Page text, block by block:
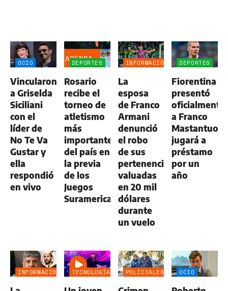
OCIO
Vincularon
a Griselda
Siciliani
con el
líder de
No Te Va
Gustar y
ella
respondió
en vivo
DEPORTES
AGENDA
Rosario
recibe el
torneo de
atletismo
más
importante
del país en
la previa
de los
Juegos
Suramericanos
INFORMACIÓN
La
esposa
de Franco
Armani
denunció
el robo
de sus
pertenencias
valuadas
en 20 mil
dólares
durante
un vuelo
DEPORTES
Fiorentina
presentó
oficialmente
a Franco
jugará a
préstamo
por un
año
INFORMACIÓN
TECNOLOGÍA POLICIALES OCIO